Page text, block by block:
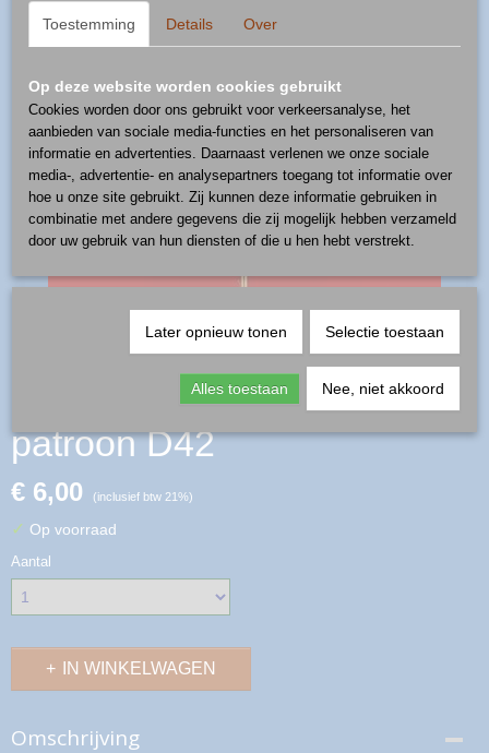
kersthanger driehoek -
patroon D42
€ 6,00 (inclusief btw 21%)
✓ Op voorraad
Aantal
IN WINKELWAGEN
Omschrijving
Toestemming Details Over
Op deze website worden cookies gebruikt
Cookies worden door ons gebruikt voor verkeersanalyse, het
aanbieden van sociale media-functies en het personaliseren van
informatie en advertenties. Daarnaast verlenen we onze sociale
media-, advertentie- en analysepartners toegang tot informatie over
hoe u onze site gebruikt. Zij kunnen deze informatie gebruiken in
combinatie met andere gegevens die zij mogelijk hebben verzameld
door uw gebruik van hun diensten of die u hen hebt verstrekt.
Later opnieuw tonen Selectie toestaan
Alles toestaan Nee, niet akkoord